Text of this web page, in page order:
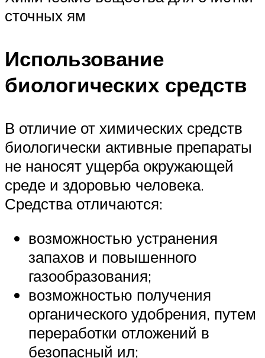
сточных ям
Использование
биологических средств
В отличие от химических средств
биологически активные препараты
не наносят ущерба окружающей
среде и здоровью человека.
Средства отличаются:
возможностью устранения
запахов и повышенного
газообразования;
возможностью получения
органического удобрения, путем
переработки отложений в
безопасный ил;